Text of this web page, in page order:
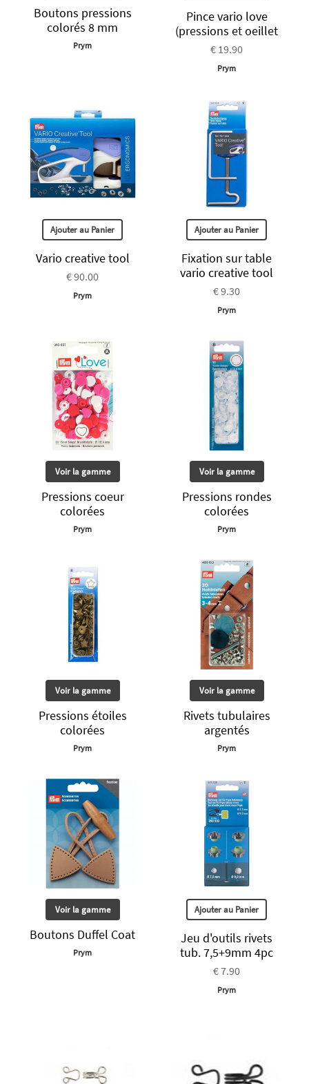
Boutons pressions
colorés 8 mm
Prym
Pince vario love
(pressions et oeillet
€ 19.90
Prym
Ajouter au Panier
Vario creative tool
€ 90.00
Prym
Ajouter au Panier
Fixation sur table
vario creative tool
€ 9.30
Prym
Voir la gamme
Pressions coeur
colorées
Prym
Voir la gamme
Pressions rondes
colorées
Prym
Voir la gamme
Pressions étoiles
colorées
Prym
Voir la gamme
Rivets tubulaires
argentés
Prym
Voir la gamme
Boutons Duffel Coat
Prym
Ajouter au Panier
Jeu d'outils rivets
tub. 7,5+9mm 4pc
€ 7.90
Prym